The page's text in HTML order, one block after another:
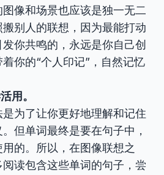
像和场景也应该是独一无二
搬别人的联想，因为最能打动
你共鸣的，永远是你自己创
你的“个人印记”，自然记忆
用。
是为了让你更好地理解和记住
但单词最终是要在句子中，
的。所以，在图像联想之
阅读包含这些单词的句子，尝